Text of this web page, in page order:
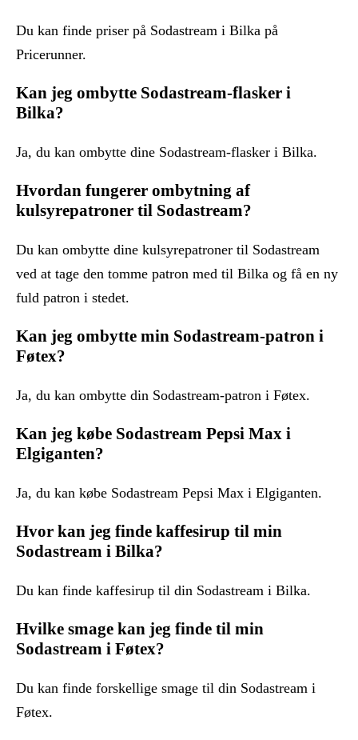
Du kan finde priser på Sodastream i Bilka på
Pricerunner.
Kan jeg ombytte Sodastream-flasker i
Bilka?
Ja, du kan ombytte dine Sodastream-flasker i Bilka.
Hvordan fungerer ombytning af
kulsyrepatroner til Sodastream?
Du kan ombytte dine kulsyrepatroner til Sodastream
ved at tage den tomme patron med til Bilka og få en ny
fuld patron i stedet.
Kan jeg ombytte min Sodastream-patron i
Føtex?
Ja, du kan ombytte din Sodastream-patron i Føtex.
Kan jeg købe Sodastream Pepsi Max i
Elgiganten?
Ja, du kan købe Sodastream Pepsi Max i Elgiganten.
Hvor kan jeg finde kaffesirup til min
Sodastream i Bilka?
Du kan finde kaffesirup til din Sodastream i Bilka.
Hvilke smage kan jeg finde til min
Sodastream i Føtex?
Du kan finde forskellige smage til din Sodastream i
Føtex.